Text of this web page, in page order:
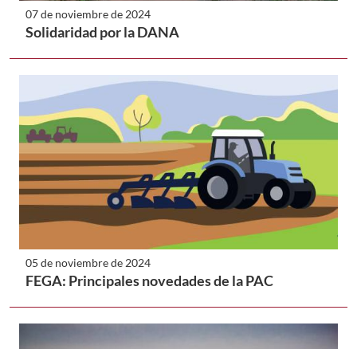
07 de noviembre de 2024
Solidaridad por la DANA
05 de noviembre de 2024
FEGA: Principales novedades de la PAC